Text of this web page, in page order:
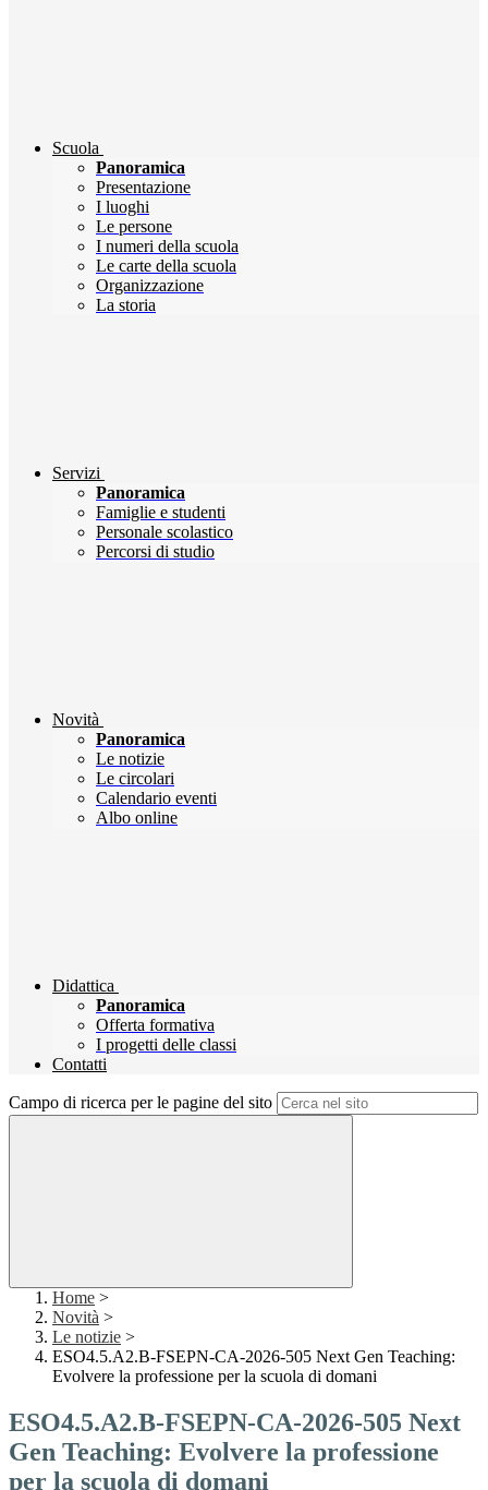
Scuola
Panoramica
Presentazione
I luoghi
Le persone
I numeri della scuola
Le carte della scuola
Organizzazione
La storia
Servizi
Panoramica
Famiglie e studenti
Personale scolastico
Percorsi di studio
Novità
Panoramica
Le notizie
Le circolari
Calendario eventi
Albo online
Didattica
Panoramica
Offerta formativa
I progetti delle classi
Contatti
Campo di ricerca per le pagine del sito
Home >
Novità >
Le notizie >
ESO4.5.A2.B-FSEPN-CA-2026-505 Next Gen Teaching:
Evolvere la professione per la scuola di domani
ESO4.5.A2.B-FSEPN-CA-2026-505 Next
Gen Teaching: Evolvere la professione
per la scuola di domani